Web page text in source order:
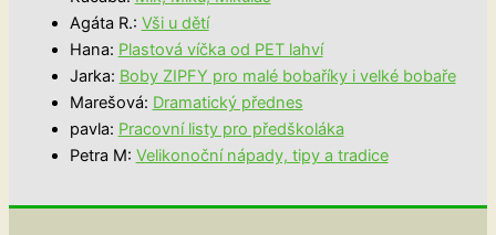
Agáta R.: Vši u dětí
Hana: Plastová víčka od PET lahví
Jarka: Boby ZIPFY pro malé bobaříky i velké bobaře
Marešová: Dramatický přednes
pavla: Pracovní listy pro předškoláka
Petra M: Velikonoční nápady, tipy a tradice